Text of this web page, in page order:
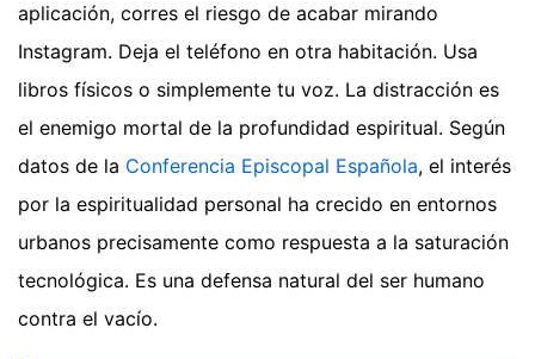
aplicación, corres el riesgo de acabar mirando
Instagram. Deja el teléfono en otra habitación. Usa
libros físicos o simplemente tu voz. La distracción es
el enemigo mortal de la profundidad espiritual. Según
datos de la Conferencia Episcopal Española, el interés
por la espiritualidad personal ha crecido en entornos
urbanos precisamente como respuesta a la saturación
tecnológica. Es una defensa natural del ser humano
contra el vacío.